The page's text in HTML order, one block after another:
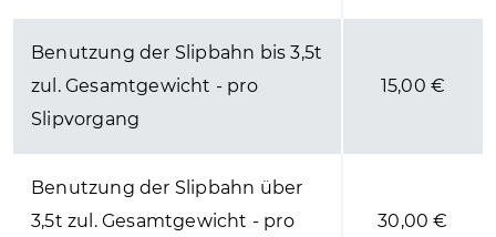
Benutzung der Slipbahn bis 3,5t
zul. Gesamtgewicht - pro
Slipvorgang
15,00 €
Benutzung der Slipbahn über
3,5t zul. Gesamtgewicht - pro
30,00 €